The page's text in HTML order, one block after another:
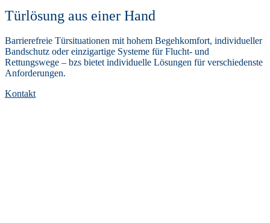
Türlösung aus einer Hand
Barrierefreie Türsituationen mit hohem Begehkomfort, individueller
Bandschutz oder einzigartige Systeme für Flucht- und
Rettungswege – bzs bietet individuelle Lösungen für verschiedenste
Anforderungen.
Kontakt